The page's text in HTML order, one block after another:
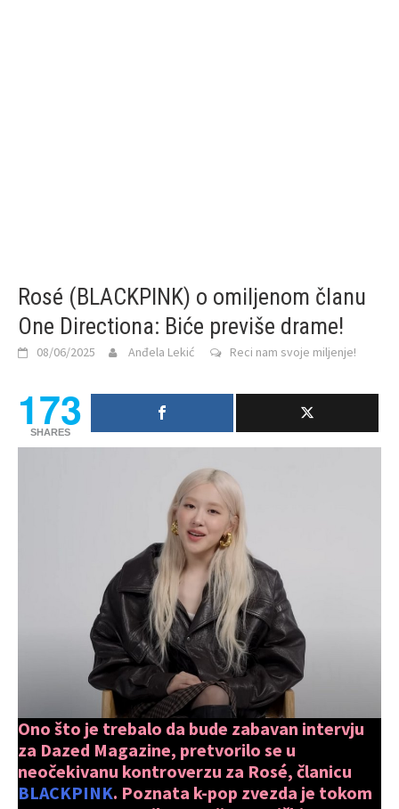
Rosé (BLACKPINK) o omiljenom članu
One Directiona: Biće previše drame!
08/06/2025 Anđela Lekić Reci nam svoje miljenje!
173
SHARES
Ono što je trebalo da bude zabavan intervju
za Dazed Magazine, pretvorilo se u
neočekivanu kontroverzu za Rosé, članicu
BLACKPINK. Poznata k-pop zvezda je tokom